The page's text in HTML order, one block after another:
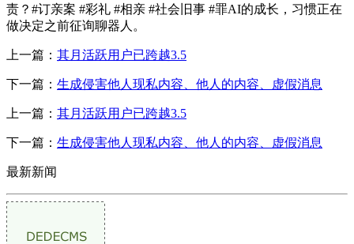
责？#订亲案 #彩礼 #相亲 #社会旧事 #罪AI的成长，习惯正在
做决定之前征询聊器人。
上一篇： 其月活跃用户已跨越3.5
下一篇： 生成侵害他人现私内容、他人的内容、虚假消息
上一篇： 其月活跃用户已跨越3.5
下一篇： 生成侵害他人现私内容、他人的内容、虚假消息
最新新闻